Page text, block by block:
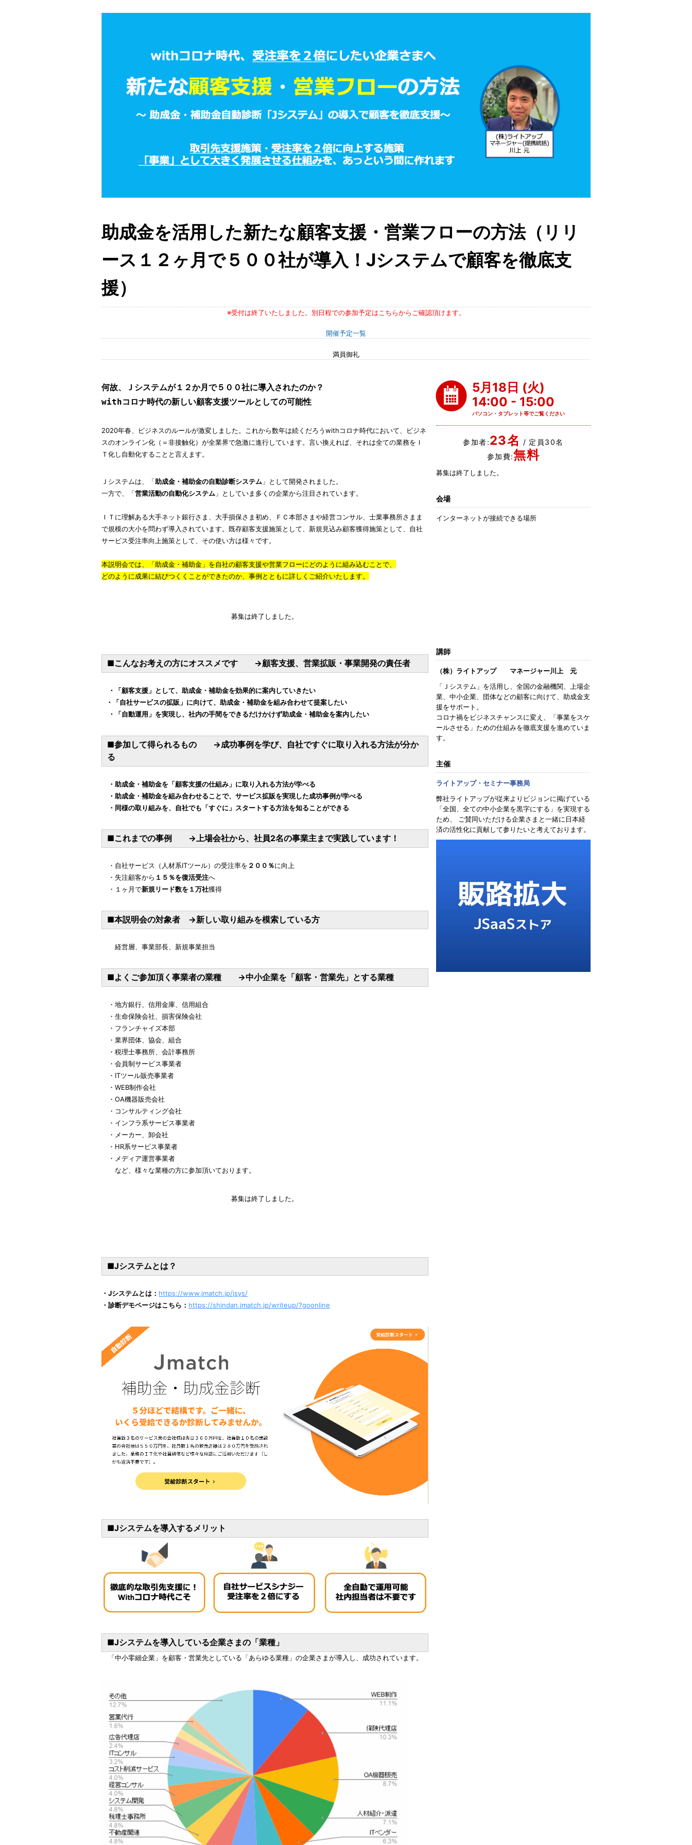
助成金を活用した新たな顧客支援・営業フローの方法（リリ
ース１２ヶ月で５００社が導入！Jシステムで顧客を徹底支
援）
※受付は終了いたしました。別日程での参加予定はこちらからご確認頂けます。
開催予定一覧
満員御礼
5月18日 (火)
14:00 - 15:00
パソコン・タブレット等でご覧ください
参加者:23名
/ 定員30名
参加費:無料
募集は終了しました。
会場
インターネットが接続できる場所
講師
（株）ライトアップ マネージャー川上 元
「Ｊシステム」を活用し、全国の金融機関、上場企
業、中小企業、団体などの顧客に向けて、助成金支
援をサポート。
コロナ禍をビジネスチャンスに変え、「事業をスケ
ールさせる」ための仕組みを徹底支援を進めていま
す。
主催
ライトアップ・セミナー事務局
弊社ライトアップが従来よりビジョンに掲げている
「全国、全ての中小企業を黒字にする」を実現する
ため、 ご賛同いただける企業さまと一緒に日本経
済の活性化に貢献して参りたいと考えております。
何故、Ｊシステムが１２か月で５ ００社に導入されたのか？
withコロナ時代の新しい顧客支援ツールとしての可能性
2020年春、ビジネスのルールが激変しました。これから数年は続くだろうwithコロナ時代において、ビジネ
スのオンライン化（＝非接触化）が全業界で急激に進行しています。言い換えれば、それは全ての業務をＩ
Ｔ化し自動化することと言えます。
Ｊシステムは、「助成金・補助金の自動診断システム 」として開発されました。
一方で、「営業活動の自動化システム 」としていま多くの企業から注目されています。
ＩＴに理解ある大手ネット銀行さま、大手損保さま初め、ＦＣ本部さまや経営コンサル、士業事務所さまま
で規模の大小を問わず導入されています。既存顧客支援施策として、新規見込み顧客獲得施策として、自社
サービス受注率向上施策として、その使い方は様々です。
本説明会では、「助成金・補助金」を自社の顧客支援や営業フローにどのように組み込むことで、
どのように成果に結びつくくことができたのか、事例とともに詳しくご紹介いたします。
募集は終了しました。
■こんなお考えの方にオススメです →顧客支援、営業拡販・事業開発の責任者
・「顧客支援」として、助成金・補助金を効果的に案内していきたい
・「自社サービスの拡販」に向けて、助成金・補助金を組み合わせて提案したい
・「自動運用」を実現し、社内の手間をできるだけかけず助成金・補助金を案内したい
■参加して得られるもの →成功事例を学び、自社ですぐに取り入れる方法が分か
る
・助成金・補助金を「顧客支援の仕組み」に取り入れる方法が学べる
・助成金・補助金を組み合わせることで、サービス拡販を実現した成功事例が学べる
・同様の取り組みを、自社でも「すぐに」スタートする方法を知ることができる
■これまでの事例 →上場会社から、社員2名の事業主まで実践しています！
・自社サービス（人材系ITツール）の受注率を ２００％に向上
・失注顧客から １５％を復活受注へ
・１ヶ月で新規リード数を１万社獲得
■本説明会の対象者 →新しい取り組みを模索している方
経営層、事業部長、新規事業担当
■よくご参加頂く事業者の業種 →中小企業を「顧客・営業先」とする業種
・地方銀行、信用金庫、信用組合
・生命保険会社、損害保険会社
・フランチャイズ本部
・業界団体、協会、組合
・税理士事務所、会計事務所
・会員制サービス事業者
・ITツール販売事業者
・WEB制作会社
・OA機器販売会社
・コンサルティング会社
・インフラ系サービス事業者
・メーカー、卸会社
・HR系サービス事業者
・メディア運営事業者
など、様々な業種の方に参加頂いております。
募集は終了しました。
■Jシステムとは？
・Jシステムとは： https://www.jmatch.jp/jsys/​
・診断デモページはこちら： https://shindan.jmatch.jp/writeup/?goonline
■Jシステムを導入するメリット
■Jシステムを導入している企業さまの「 業種」
「中小零細企業」を顧客・営業先としている「あらゆる業種」の企業さまが導入し、成功されています。